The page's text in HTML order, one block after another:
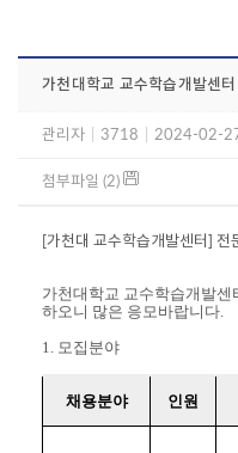
가천대학교 교수학습개발센
관리자 3718 2024-02-
첨부파일 (2)
[가천대 교수학습개발센터] 전
가천대학교 교수학습개발
하오니 많은 응모바랍니다.
1. 모집분야
채용분야 인원